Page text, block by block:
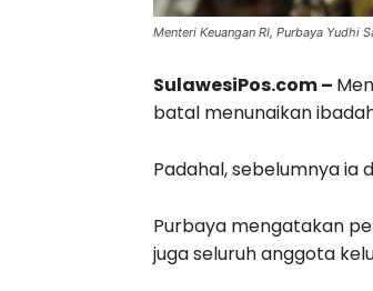
Menteri Keuangan RI, Purbaya Yudhi
SulawesiPos.com –
batal menunaikan
Padahal, sebelumnya ia
Purbaya mengatakan
juga seluruh anggota